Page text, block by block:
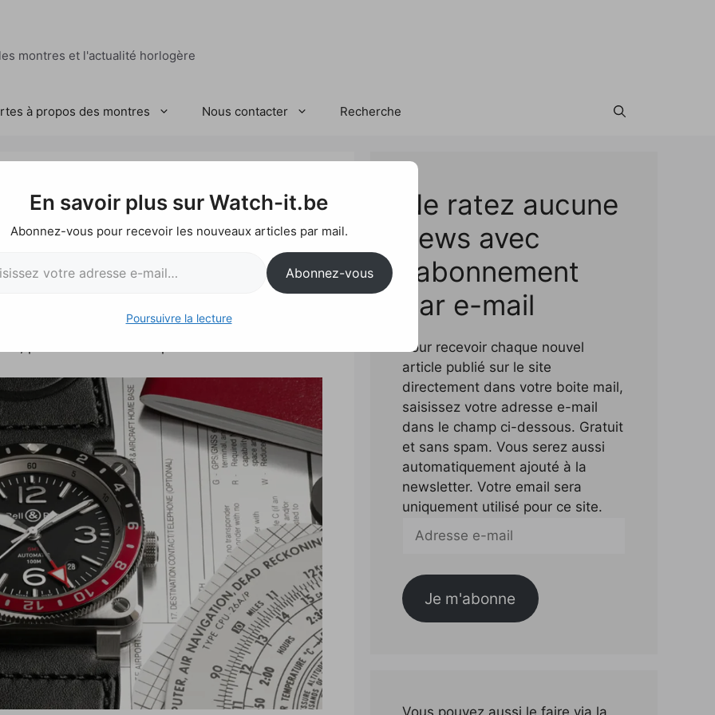
montres et l'actualité horlogère
à propos des montres Nous contacter Recherche
93 GMT
Bell & Ross BR 03-93 GMTqui vient remplacer la
plus fonctionnelle et plus lisible.
Ne ratez aucune
news avec
l'abonnement
par e-mail
Pour recevoir chaque nouvel
article publié sur le site
directement dans votre boite mail,
saisissez votre adresse e-mail
dans le champ ci-dessous. Gratuit
et sans spam. Vous serez aussi
automatiquement ajouté à la
newsletter. Votre email sera
uniquement utilisé pour ce site.
e-
Je m'abonne
Vous pouvez aussi le faire via la
En savoir plus sur Watch-it.be
Abonnez-vous pour recevoir les nouveaux articles par mail.
Abonnez-vous
Poursuivre la lecture